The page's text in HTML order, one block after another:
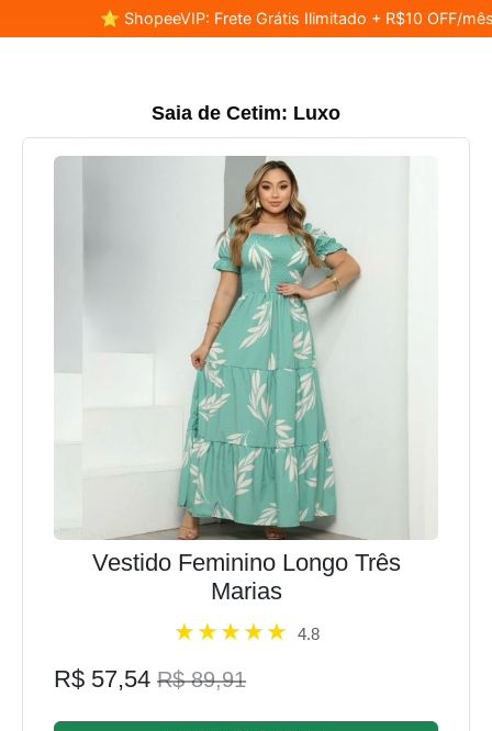
⭐ ShopeeVIP: Frete Grátis Ilimitado + R$10 OFF/
Saia de Cetim: Luxo
Vestido Feminino Longo Três
Marias
4.8
R$ 57,54 R$ 89,91